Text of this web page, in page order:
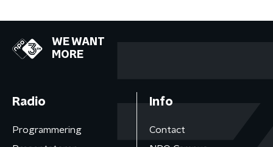
WE WANT
MORE
Radio
Programmering
Info
Contact